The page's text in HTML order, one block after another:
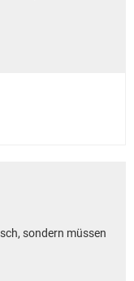
sondern müssen